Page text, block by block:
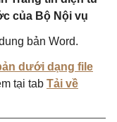
của Bộ Nội vụ
bản Word.
dưới dạng file
tại tab Tải về